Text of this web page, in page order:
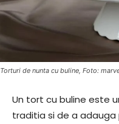
Torturi de nunta cu buline, Foto:
Un tort cu buline este
traditia si de a